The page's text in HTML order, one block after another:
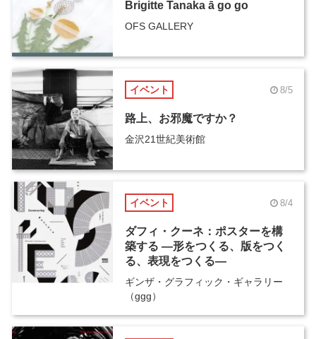
Brigitte Tanaka ā go go
OFS GALLERY
イベント 8/5
路上、お邪魔ですか？
金沢21世紀美術館
イベント 8/4
ダフィ・クーネ：ポスターを構
築する ―形をつくる、版をつく
る、表現をつくる―
ギンザ・グラフィック・ギャラリー
（ggg）